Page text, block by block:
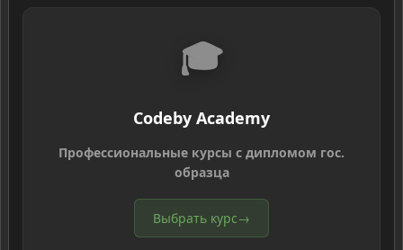
🎓
Codeby Academy
Профессиональные курсы с дипломом гос.
образца
Выбрать курс→